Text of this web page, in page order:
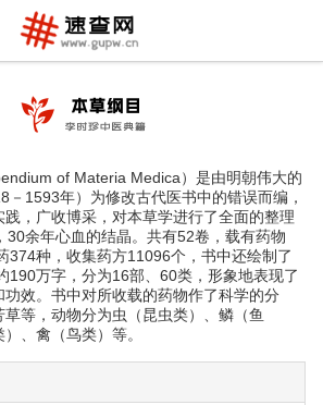
of Materia Medica）是由明朝伟大的
－1593年）为修改古代医书中的错误而编，
，广收博采，对本草学进行了全面的整理
30余年心血的结晶。共有52卷，载有药物
374种，收集药方11096个，书中还绘制了
190万字，分为16部、60类，形象地表现了
效。书中对所收载的药物作了科学的分
等，动物分为虫（昆虫类）、鳞（鱼
、禽（鸟类）等。